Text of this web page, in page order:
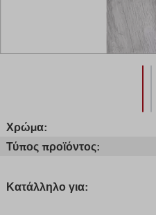
Χρώμα:
Τύπος προϊόντος:
Κατάλληλο για: